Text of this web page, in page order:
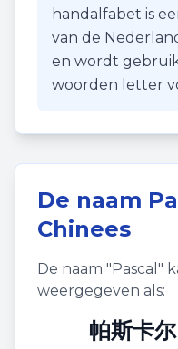
handalfabet is
van de
en wordt
woorden letter
De naam
Chinees
De naam "Pascal "
weergegeven als:
帕斯卡